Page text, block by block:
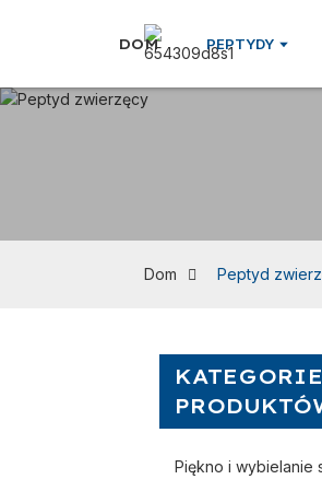
DOM PEPTYDY
Dom Peptyd
KATEGORIE
Piękno i wybielanie